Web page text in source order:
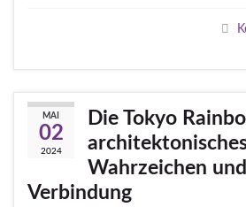
MAI
02
2024
Die Tokyo
Wahrzeichen
Verbindung